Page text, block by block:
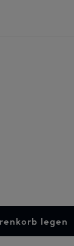
legen